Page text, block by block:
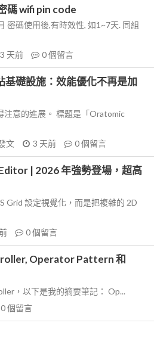
碼 wifi pin code
密碼使用後,有時效性, 如1~7天. 同組
3 天前 0個留言
礎設施：效能優化不再是加
注意的進展。 標題是「Oratomic
文 3 天前 0個留言
| 2026 年強勢登場，超高
Grid 設定視覺化，而是把複雜的 2D
0個留言
Operator Pattern 和
，以下是我的摘要筆記： Op...
0個留言